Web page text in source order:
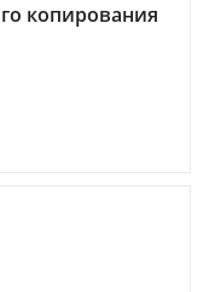
копирования